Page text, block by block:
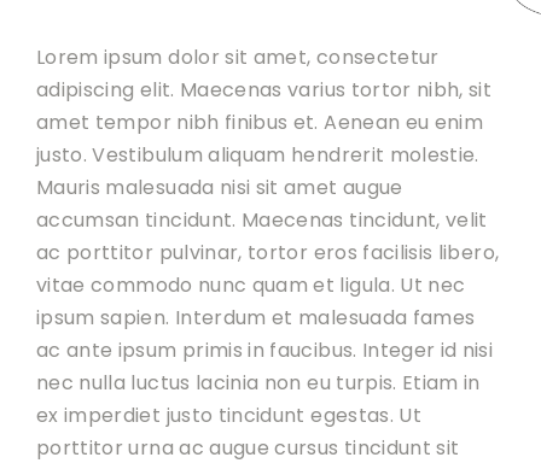
Lorem ipsum dolor sit amet, consectetur
adipiscing elit. Maecenas varius tortor nibh, sit
amet tempor nibh finibus et. Aenean eu enim
justo. Vestibulum aliquam hendrerit molestie.
Mauris malesuada nisi sit amet augue
accumsan tincidunt. Maecenas tincidunt, velit
ac porttitor pulvinar, tortor eros facilisis libero,
vitae commodo nunc quam et ligula. Ut nec
ipsum sapien. Interdum et malesuada fames
ac ante ipsum primis in faucibus. Integer id nisi
nec nulla luctus lacinia non eu turpis. Etiam in
ex imperdiet justo tincidunt egestas. Ut
porttitor urna ac augue cursus tincidunt sit